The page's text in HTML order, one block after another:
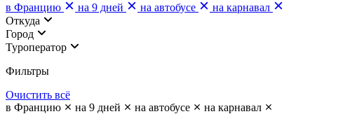
в Францию
на 9 дней на автобусе
на карнавал
Откуда
Город
Туроператор
Фильтры
Очистить всё
в Францию
на 9 дней на автобусе
на карнавал